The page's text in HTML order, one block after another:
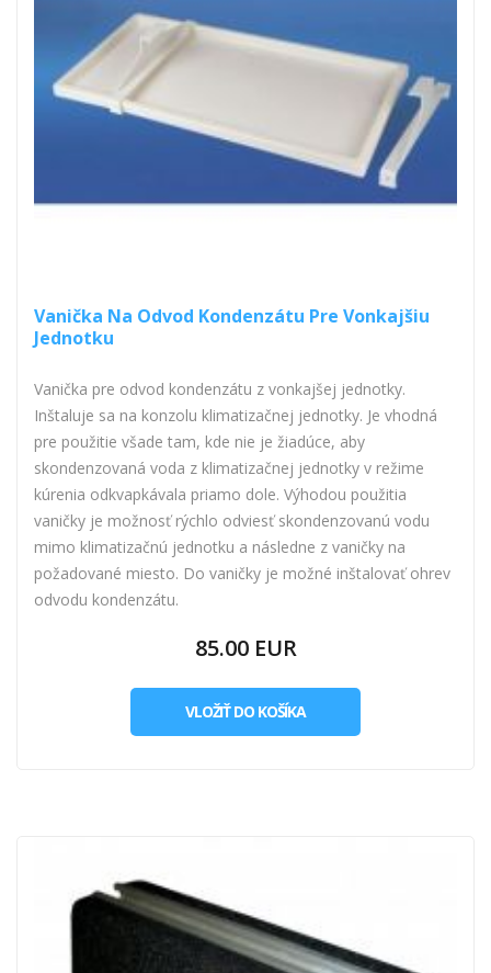
Vanička Na Odvod Kondenzátu Pre Vonkajšiu
Jednotku
Vanička pre odvod kondenzátu z vonkajšej jednotky.
Inštaluje sa na konzolu klimatizačnej jednotky. Je vhodná
pre použitie všade tam, kde nie je žiadúce, aby
skondenzovaná voda z klimatizačnej jednotky v režime
kúrenia odkvapkávala priamo dole. Výhodou použitia
vaničky je možnosť rýchlo odviesť skondenzovanú vodu
mimo klimatizačnú jednotku a následne z vaničky na
požadované miesto. Do vaničky je možné inštalovať ohrev
odvodu kondenzátu.
85.00 EUR
VLOŽIŤ DO KOŠÍKA